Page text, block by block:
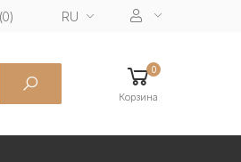
RU
0
Корзина